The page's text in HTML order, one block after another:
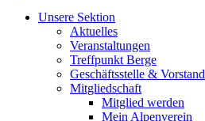
Unsere Sektion
Aktuelles
Veranstaltungen
Treffpunkt Berge
Geschäftsstelle & Vorstand
Mitgliedschaft
Mitglied werden
Mein Alpenverein